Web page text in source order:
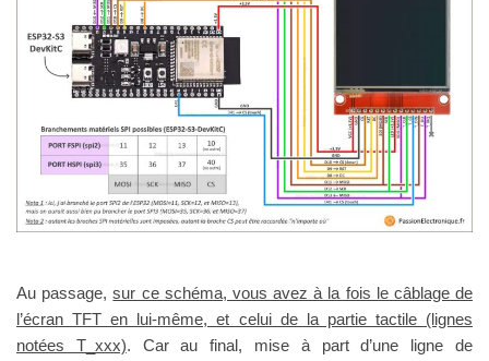
Au passage,sur ce schéma, vous avez à la fois le câblage de
l’écran TFT en lui-même, et celui de la partie tactile (lignes
notées T_xxx). Car au final, mise à part d’une ligne de